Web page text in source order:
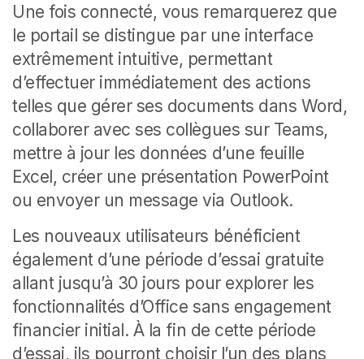
Une fois connecté, vous remarquerez que
le portail se distingue par une interface
extrêmement intuitive, permettant
d’effectuer immédiatement des actions
telles que gérer ses documents dans Word,
collaborer avec ses collègues sur Teams,
mettre à jour les données d’une feuille
Excel, créer une présentation PowerPoint
ou envoyer un message via Outlook.
Les nouveaux utilisateurs bénéficient
également d’une période d’essai gratuite
allant jusqu’à 30 jours pour explorer les
fonctionnalités d’Office sans engagement
financier initial. À la fin de cette période
d’essai, ils pourront choisir l’un des plans